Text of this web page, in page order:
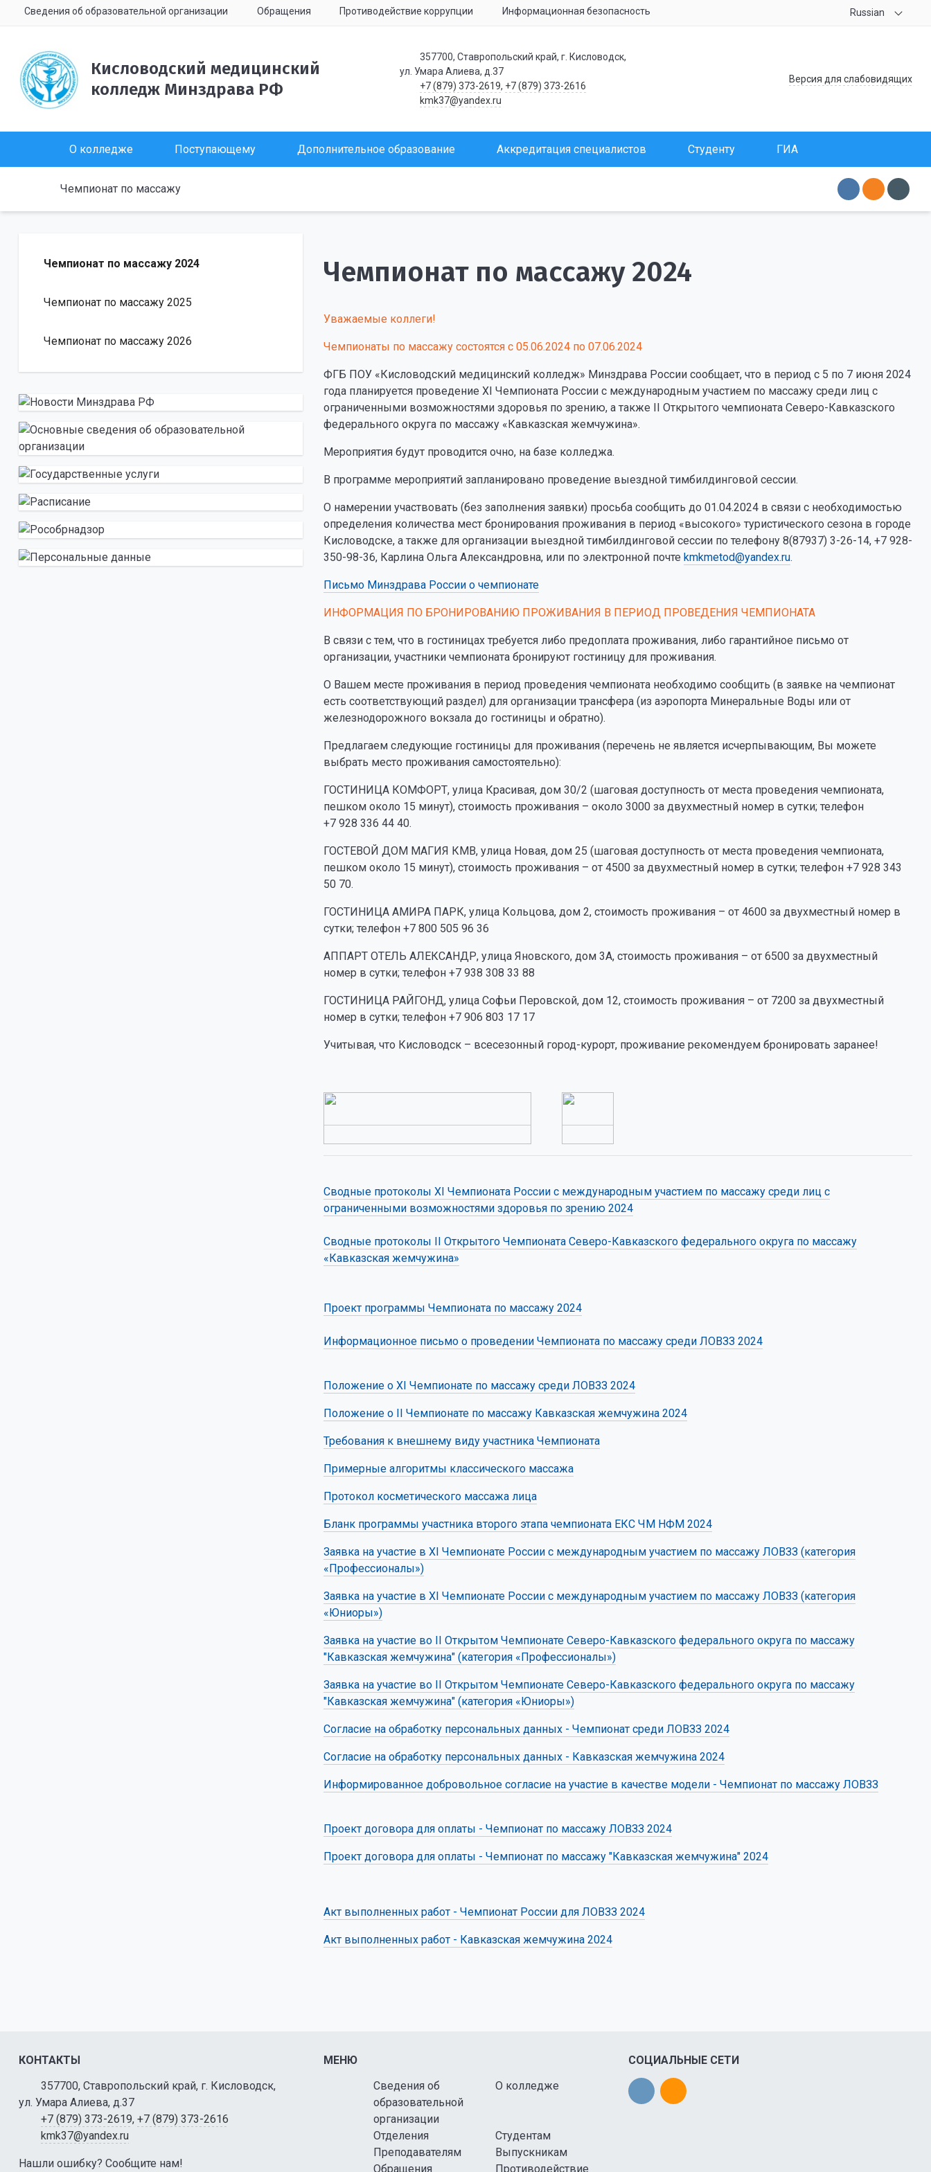
Сведения об образовательной организации Обращения Противодействие коррупции Информационная безопасность Russian
Кисловодский медицинский
колледж Минздрава РФ
357700, Ставропольский край, г. Кисловодск,
ул. Умара Алиева, д.37
+7 (879) 373-2619, +7 (879) 373-2616
kmk37@yandex.ru
Версия для слабовидящих
О колледже Поступающему Дополнительное образование Аккредитация специалистов Студенту ГИА
Чемпионат по массажу
Чемпионат по массажу 2024
Чемпионат по массажу 2025
Чемпионат по массажу 2026
Чемпионат по массажу 2024
Уважаемые коллеги!
Чемпионаты по массажу состоятся с 05.06.2024 по 07.06.2024
ФГБ ПОУ «Кисловодский медицинский колледж» Минздрава России сообщает, что в период с 5 по 7 июня 2024
года планируется проведение XI Чемпионата России с международным участием по массажу среди лиц с
ограниченными возможностями здоровья по зрению, а также II Открытого чемпионата Северо-Кавказского
федерального округа по массажу «Кавказская жемчужина».
Мероприятия будут проводится очно, на базе колледжа.
В программе мероприятий запланировано проведение выездной тимбилдинговой сессии.
О намерении участвовать (без заполнения заявки) просьба сообщить до 01.04.2024 в связи с необходимостью
определения количества мест бронирования проживания в период «высокого» туристического сезона в городе
Кисловодске, а также для организации выездной тимбилдинговой сессии по телефону 8(87937) 3-26-14, +7 928-
350-98-36, Карлина Ольга Александровна, или по электронной почте kmkmetod@yandex.ru.
Письмо Минздрава России о чемпионате
ИНФОРМАЦИЯ ПО БРОНИРОВАНИЮ ПРОЖИВАНИЯ В ПЕРИОД ПРОВЕДЕНИЯ ЧЕМПИОНАТА
В связи с тем, что в гостиницах требуется либо предоплата проживания, либо гарантийное письмо от
организации, участники чемпионата бронируют гостиницу для проживания.
О Вашем месте проживания в период проведения чемпионата необходимо сообщить (в заявке на чемпионат
есть соответствующий раздел) для организации трансфера (из аэропорта Минеральные Воды или от
железнодорожного вокзала до гостиницы и обратно).
Предлагаем следующие гостиницы для проживания (перечень не является исчерпывающим, Вы можете
выбрать место проживания самостоятельно):
ГОСТИНИЦА КОМФОРТ, улица Красивая, дом 30/2 (шаговая доступность от места проведения чемпионата,
пешком около 15 минут), стоимость проживания – около 3000 за двухместный номер в сутки; телефон
+7 928 336 44 40.
ГОСТЕВОЙ ДОМ МАГИЯ КМВ, улица Новая, дом 25 (шаговая доступность от места проведения чемпионата,
пешком около 15 минут), стоимость проживания – от 4500 за двухместный номер в сутки; телефон +7 928 343
50 70.
ГОСТИНИЦА АМИРА ПАРК, улица Кольцова, дом 2, стоимость проживания – от 4600 за двухместный номер в
сутки; телефон +7 800 505 96 36
АППАРТ ОТЕЛЬ АЛЕКСАНДР, улица Яновского, дом 3А, стоимость проживания – от 6500 за двухместный
номер в сутки; телефон +7 938 308 33 88
ГОСТИНИЦА РАЙГОНД, улица Софьи Перовской, дом 12, стоимость проживания – от 7200 за двухместный
номер в сутки; телефон +7 906 803 17 17
Учитывая, что Кисловодск – всесезонный город-курорт, проживание рекомендуем бронировать заранее!
Сводные протоколы XI Чемпионата России с международным участием по массажу среди лиц с
ограниченными возможностями здоровья по зрению 2024
Сводные протоколы II Открытого Чемпионата Северо-Кавказского федерального округа по массажу
«Кавказская жемчужина»
Проект программы Чемпионата по массажу 2024
Информационное письмо о проведении Чемпионата по массажу среди ЛОВЗЗ 2024
Положение о XI Чемпионате по массажу среди ЛОВЗЗ 2024
Положение о II Чемпионате по массажу Кавказская жемчужина 2024
Требования к внешнему виду участника Чемпионата
Примерные алгоритмы классического массажа
Протокол косметического массажа лица
Бланк программы участника второго этапа чемпионата ЕКС ЧМ НФМ 2024
Заявка на участие в XI Чемпионате России с международным участием по массажу ЛОВЗЗ (категория
«Профессионалы»)
Заявка на участие в XI Чемпионате России с международным участием по массажу ЛОВЗЗ (категория
«Юниоры»)
Заявка на участие во II Открытом Чемпионате Северо-Кавказского федерального округа по массажу
"Кавказская жемчужина" (категория «Профессионалы»)
Заявка на участие во II Открытом Чемпионате Северо-Кавказского федерального округа по массажу
"Кавказская жемчужина" (категория «Юниоры»)
Согласие на обработку персональных данных - Чемпионат среди ЛОВЗЗ 2024
Согласие на обработку персональных данных - Кавказская жемчужина 2024
Информированное добровольное согласие на участие в качестве модели - Чемпионат по массажу ЛОВЗЗ
Проект договора для оплаты - Чемпионат по массажу ЛОВЗЗ 2024
Проект договора для оплаты - Чемпионат по массажу "Кавказская жемчужина" 2024
Акт выполненных работ - Чемпионат России для ЛОВЗЗ 2024
Акт выполненных работ - Кавказская жемчужина 2024
КОНТАКТЫ
357700, Ставропольский край, г. Кисловодск,
ул. Умара Алиева, д.37
+7 (879) 373-2619, +7 (879) 373-2616
kmk37@yandex.ru
Нашли ошибку? Сообщите нам!
МЕНЮ
Сведения об
образовательной
организации
О колледже
Отделения
Студентам
Преподавателям
Выпускникам
Обращения
Противодействие
СОЦИАЛЬНЫЕ СЕТИ